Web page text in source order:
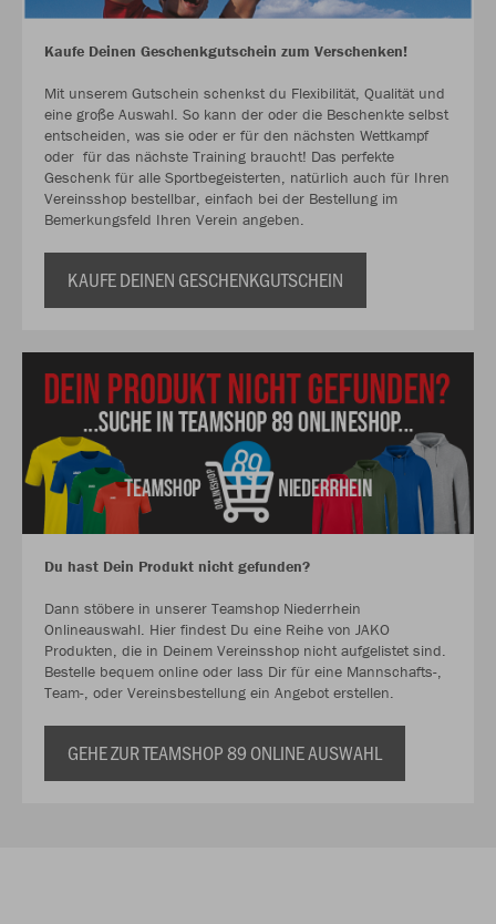
Kaufe Deinen Geschenkgutschein zum Verschenken!
Mit unserem Gutschein schenkst du Flexibilität, Qualität und
eine große Auswahl. So kann der oder die Beschenkte selbst
entscheiden, was sie oder er für den nächsten Wettkampf
oder für das nächste Training braucht! Das perfekte
Geschenk für alle Sportbegeisterten, natürlich auch für Ihren
Vereinsshop bestellbar, einfach bei der Bestellung im
Bemerkungsfeld Ihren Verein angeben.
KAUFE DEINEN GESCHENKGUTSCHEIN
Du hast Dein Produkt nicht gefunden?
Dann stöbere in unserer Teamshop Niederrhein
Onlineauswahl. Hier findest Du eine Reihe von JAKO
Produkten, die in Deinem Vereinsshop nicht aufgelistet sind.
Bestelle bequem online oder lass Dir für eine Mannschafts-,
Team-, oder Vereinsbestellung ein Angebot erstellen.
GEHE ZUR TEAMSHOP 89 ONLINE AUSWAHL